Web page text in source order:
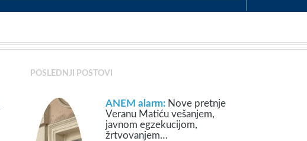
POSLEDNJI POSTOVI
ANEM alarm: Nove pretnje
Veranu Matiću vešanjem,
javnom egzekucijom,
žrtvovanjem…